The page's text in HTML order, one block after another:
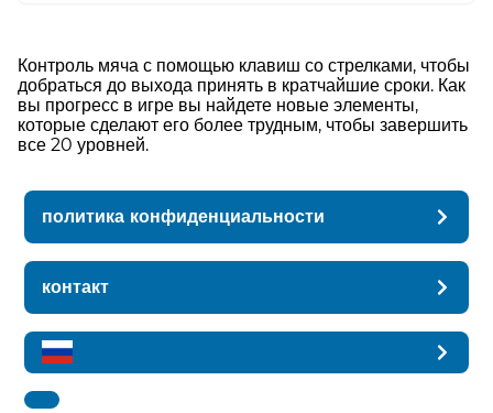
Контроль мяча с помощью клавиш со стрелками, чтобы
добраться до выхода принять в кратчайшие сроки. Как
вы прогресс в игре вы найдете новые элементы,
которые сделают его более трудным, чтобы завершить
все 20 уровней.
политика конфиденциальности
контакт